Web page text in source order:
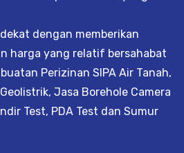
dengan memberikan
harga yang relatif bersahabat
Perizinan SIPA Air Tanah,
Jasa Borehole Camera
Test, PDA Test dan Sumur